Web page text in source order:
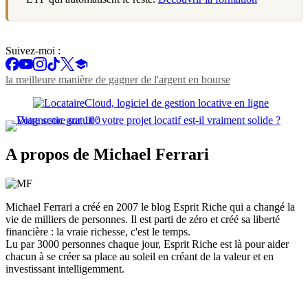
Suivez-moi :
la meilleure manière de gagner de l'argent en bourse
A propos de Michael Ferrari
Michael Ferrari a créé en 2007 le blog Esprit Riche qui a changé la
vie de milliers de personnes. Il est parti de zéro et créé sa liberté
financière : la vraie richesse, c'est le temps.
Lu par 3000 personnes chaque jour, Esprit Riche est là pour aider
chacun à se créer sa place au soleil en créant de la valeur et en
investissant intelligemment.